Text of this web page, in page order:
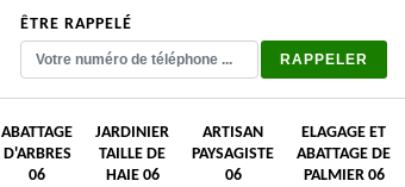
ÊTRE RAPPELÉ
ABATTAGE
D'ARBRES
06
JARDINIER
TAILLE DE
HAIE 06
ARTISAN
PAYSAGISTE
06
ELAGAGE ET
ABATTAGE DE
PALMIER 06